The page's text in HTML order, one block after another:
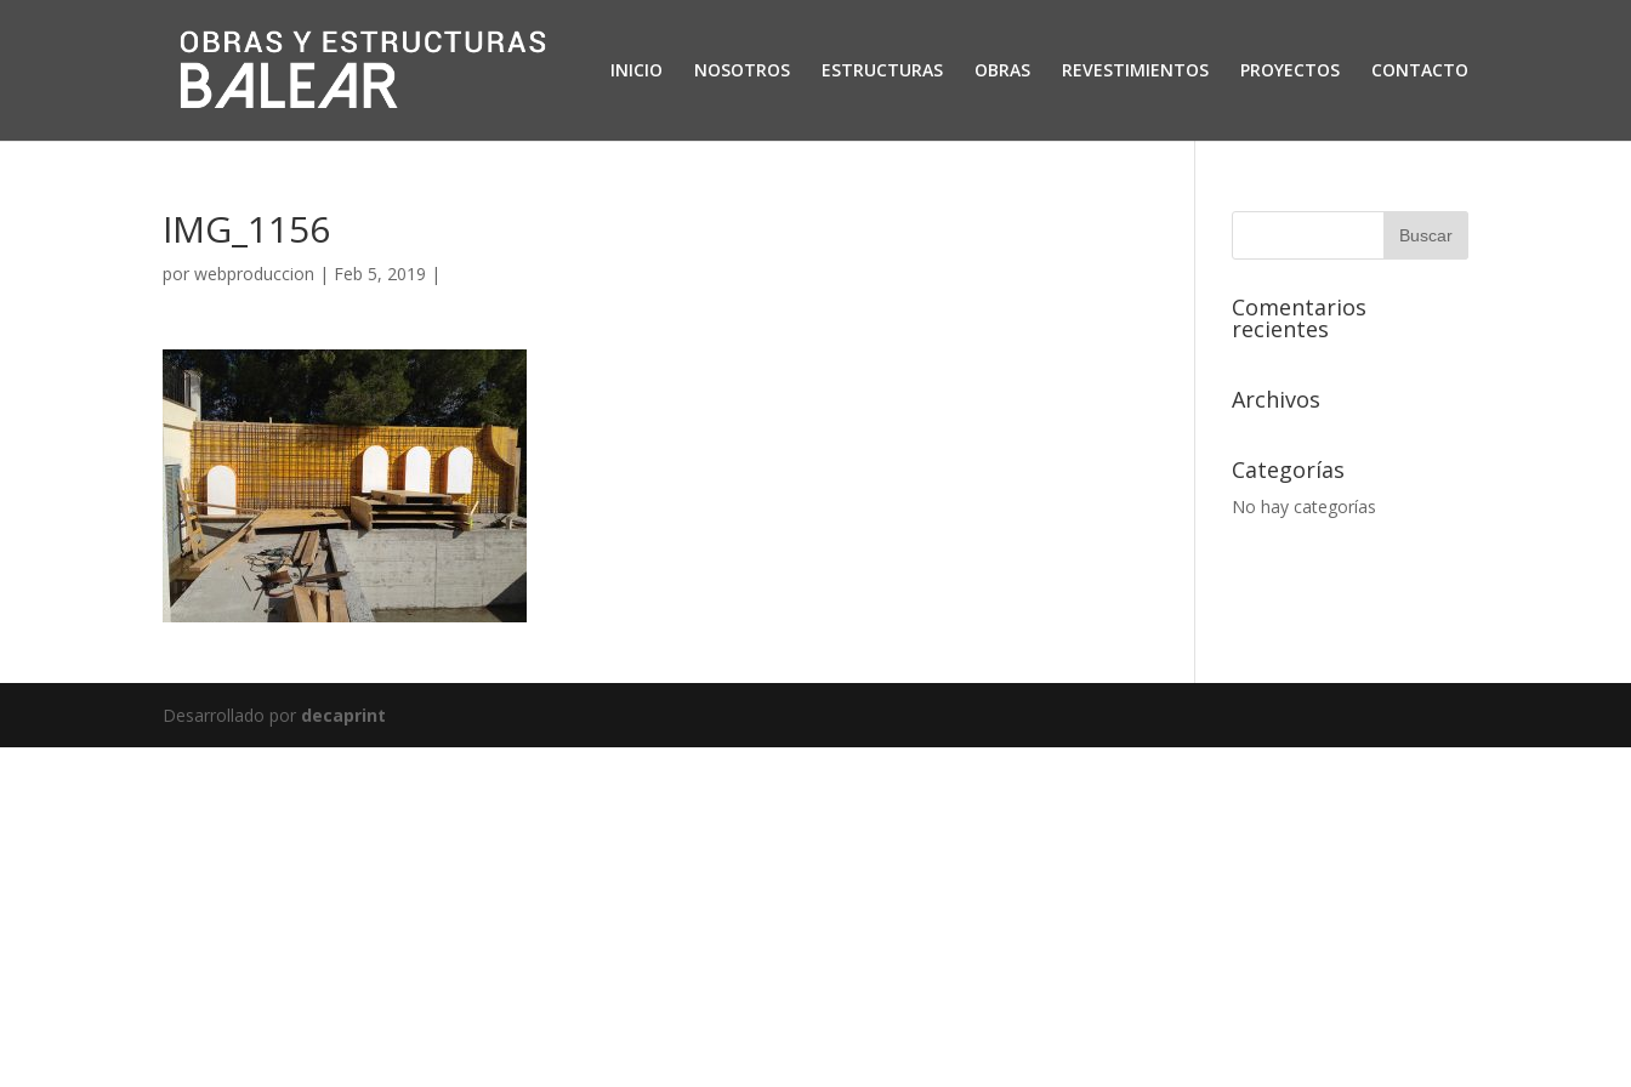
INICIO NOSOTROS ESTRUCTURAS OBRAS REVESTIMIENTOS PROYECTOS CONTACTO
IMG_1156
porwebproduccion | Feb 5, 2019 |
Comentarios
recientes
Archivos
Categorías
No hay categorías
Desarrollado por decaprint